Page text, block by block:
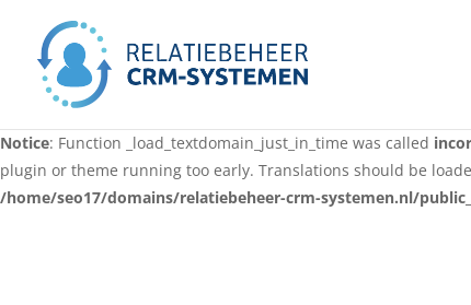
Notice: Function _load_textdomain_just_in_time was called
for some code in the plugin or theme running too early.
in version 6.7.0.) in/home/seo17/domains/relatiebeheer-
Notice: Function _load_textdomain_just_in_time was called
plugin or theme running too early. Translations should be
/home/seo17/domains/relatiebeheer-crm-systemen.nl/